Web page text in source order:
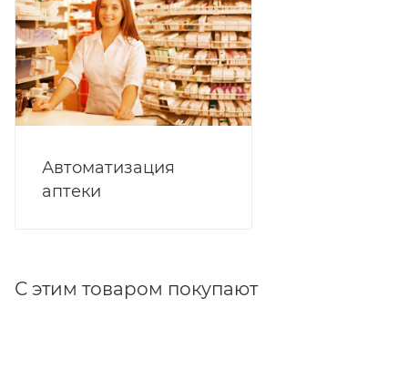
Автоматизация
аптеки
С этим товаром покупают